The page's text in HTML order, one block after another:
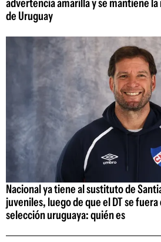
de Uruguay
Nacional ya tiene al sustituto de
juveniles, luego de que el DT se fuera
selección uruguaya: quién es